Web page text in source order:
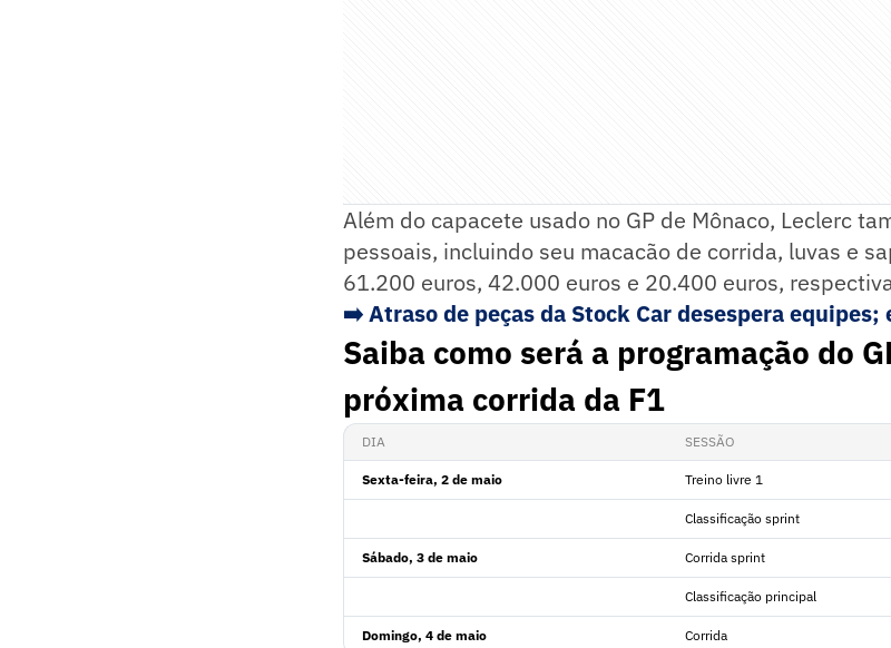
Além do capacete usado no GP de Mônaco, Leclerc
pessoais, incluindo seu macacão de corrida, luvas e
61.200 euros, 42.000 euros e 20.400 euros,
➡️ Atraso de peças da Stock Car desespera equipes;
Saiba como será a programação do
próxima corrida da F1
DIA SESSÃO
Sexta-feira, 2 de maio Treino livre 1
Classificação sprint
Sábado, 3 de maio Corrida sprint
Classificação principal
Domingo, 4 de maio Corrida